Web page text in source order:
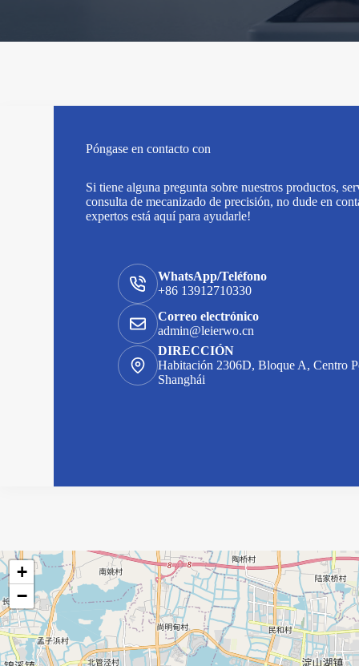
Póngase en contacto con
Si tiene alguna pregunta sobre nuestros productos,
consulta de mecanizado de precisión, no dude en
expertos está aquí para ayudarle!
WhatsApp/Teléfono
+86 13912710330
Correo electrónico
admin@leierwo.cn
DIRECCIÓN
Habitación 2306D, Bloque A, Centro
Shanghái
+
−